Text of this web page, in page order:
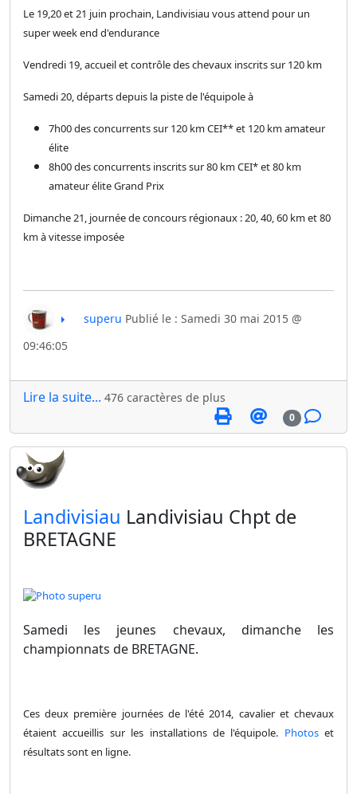
Le 19,20 et 21 juin prochain, Landivisiau vous attend pour un
super week end d'endurance
Vendredi 19, accueil et contrôle des chevaux inscrits sur 120 km
Samedi 20, départs depuis la piste de l'équipole à
7h00 des concurrents sur 120 km CEI** et 120 km amateur
élite
8h00 des concurrents inscrits sur 80 km CEI* et 80 km
amateur élite Grand Prix
Dimanche 21, journée de concours régionaux : 20, 40, 60 km et 80
km à vitesse imposée
superu Publié le : Samedi 30 mai 2015 @
09:46:05
Lire la suite... 476 caractères de plus
0
​Landivisiau Landivisiau Chpt de
BRETAGNE
Samedi les jeunes chevaux, dimanche les
championnats de BRETAGNE.
Ces deux première journées de l'été 2014, cavalier et chevaux
étaient accueillis sur les installations de l'équipole. Photos et
résultats sont en ligne.